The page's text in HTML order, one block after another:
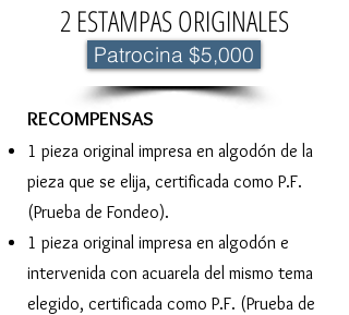
2 ESTAMPAS ORIGINALES
Patrocina $5,000
​RECOMPENSAS
1 pieza original impresa en algodón de la
pieza que se elija, certificada como P.F.
(Prueba de Fondeo).
1 pieza original impresa en algodón e
intervenida con acuarela del mismo tema
elegido, certificada como P.F. (Prueba de